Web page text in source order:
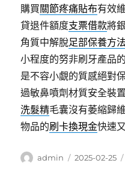
購買關節疼痛貼布有效
貸退件額度支票借款將
角質中解脫足部保養方
小程度的努非刷牙產品
是不容小覷的質感絕對
過敏鼻噴劑材質安全裝
洗髮精毛囊沒有萎縮歸
物品的刷卡換現金快速
作
admin
發
2025-02-25